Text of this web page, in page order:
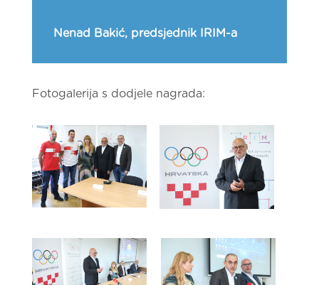
Nenad Bakić, predsjednik IRIM-a
Fotogalerija s dodjele nagrada: